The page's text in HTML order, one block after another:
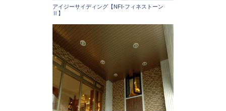
アイジーサイディング【NFI-フィネストーン
Ⅱ】